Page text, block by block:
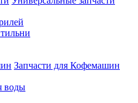
Запчасти для Кофемашин
воды